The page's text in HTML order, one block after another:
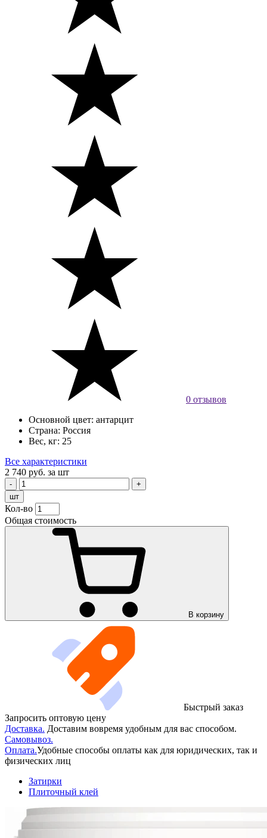
0 отзывов
Основной цвет: антарцит
Страна: Россия
Вес, кг: 25
Все характеристики
2 740 руб. за шт
шт
Кол-во
Общая стоимость
В корзину
Быстрый заказ
Запросить оптовую цену
Доставка. Доставим вовремя удобным для вас способом.
Самовывоз.
Оплата.Удобные способы оплаты как для юридических, так и
физических лиц
Затирки
Плиточный клей